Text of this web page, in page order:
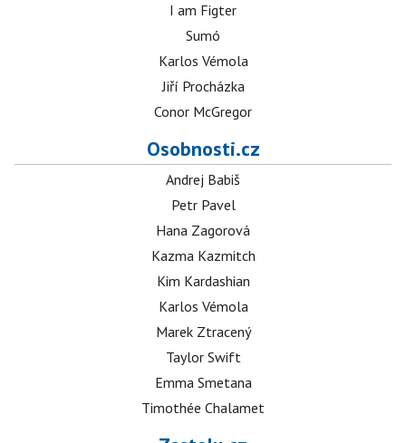
I am Figter
Sumó
Karlos Vémola
Jiří Procházka
Conor McGregor
Osobnosti.cz
Andrej Babiš
Petr Pavel
Hana Zagorová
Kazma Kazmitch
Kim Kardashian
Karlos Vémola
Marek Ztracený
Taylor Swift
Emma Smetana
Timothée Chalamet